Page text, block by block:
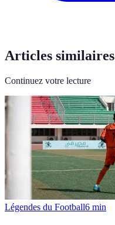
Articles similaires
Continuez votre lecture
Légendes du Football6 min